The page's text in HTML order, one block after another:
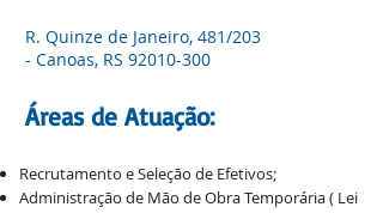
R. Quinze de Janeiro, 481/203
- Canoas, RS 92010-300
Áreas de Atuação:
Recrutamento e Seleção de Efetivos;
Administração de Mão de Obra Temporária ( Lei